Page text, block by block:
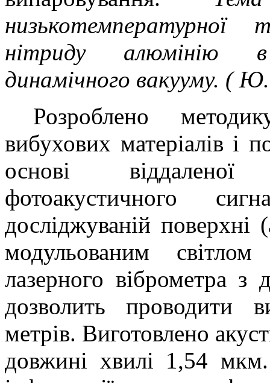
низькотемпературної
нітриду алюмінію в
динамічного вакууму. (
Розроблено
вибухових матеріалів і
основі віддаленої
фотоакустичного
досліджуваній
модульованим
лазерного віброметра
дозволить проводити
метрів. Виготовлено
довжині хвилі 1,54